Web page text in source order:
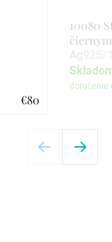
€80
10080